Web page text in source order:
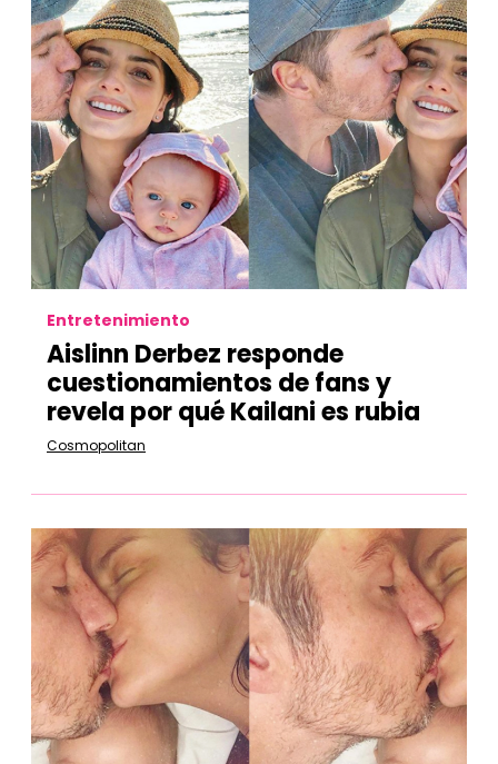
Entretenimiento
Aislinn Derbez responde
cuestionamientos de fans y
revela por qué Kailani es rubia
Cosmopolitan